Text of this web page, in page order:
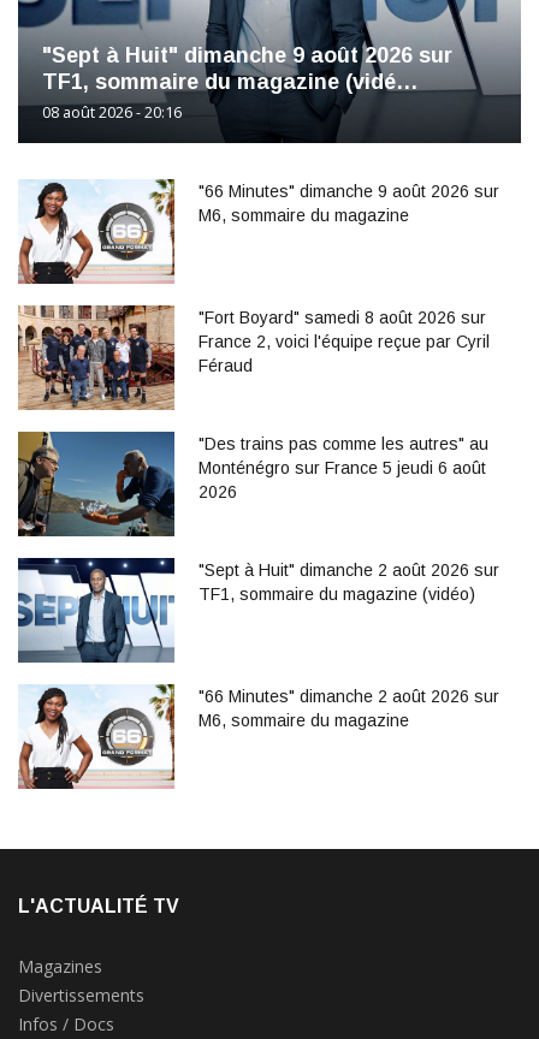
"Sept à Huit" dimanche 9 août 2026 sur
TF1, sommaire du magazine (vidé…
08 août 2026 - 20:16
"66 Minutes" dimanche 9 août 2026 sur
M6, sommaire du magazine
"Fort Boyard" samedi 8 août 2026 sur
France 2, voici l'équipe reçue par Cyril
Féraud
"Des trains pas comme les autres" au
Monténégro sur France 5 jeudi 6 août
2026
"Sept à Huit" dimanche 2 août 2026 sur
TF1, sommaire du magazine (vidéo)
"66 Minutes" dimanche 2 août 2026 sur
M6, sommaire du magazine
L'ACTUALITÉ TV
Magazines
Divertissements
Infos / Docs